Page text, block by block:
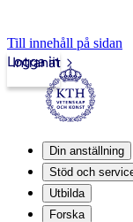
Till innehåll på sidan
Intranät
Logga in
Din anställning
Stöd och
Utbilda
Forska